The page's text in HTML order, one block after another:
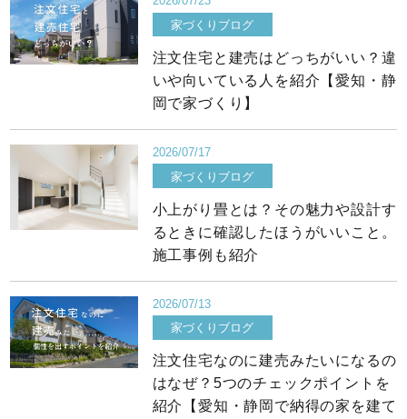
家づくりブログ
注文住宅と建売はどっちがいい？違
いや向いている人を紹介【愛知・静
岡で家づくり】
2026/07/17
家づくりブログ
小上がり畳とは？その魅力や設計す
るときに確認したほうがいいこと。
施工事例も紹介
2026/07/13
家づくりブログ
注文住宅なのに建売みたいになるの
はなぜ？5つのチェックポイントを
紹介【愛知・静岡で納得の家を建て